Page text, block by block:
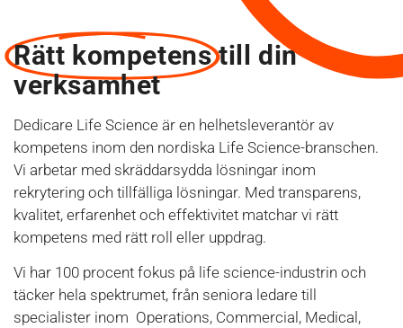
Rätt kompetens till din
verksamhet
Dedicare Life Science är en helhetsleverantör av
kompetens inom den nordiska Life Science-branschen.
Vi arbetar med skräddarsydda lösningar inom
rekrytering och tillfälliga lösningar. Med transparens,
kvalitet, erfarenhet och effektivitet matchar vi rätt
kompetens med rätt roll eller uppdrag.
Vi har 100 procent fokus på life science-industrin och
täcker hela spektrumet, från seniora ledare till
specialister inom Operations, Commercial, Medical,